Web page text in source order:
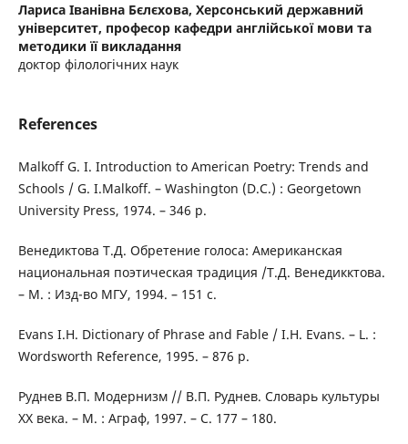
Лариса Іванівна Бєлєхова, Херсонський державний
університет, професор кафедри англійської мови та
методики її викладання
доктор філологічних наук
References
Malkoff G. I. Introduction to American Poetry: Trends and
Schools / G. I.Malkoff. – Washington (D.C.) : Georgetown
University Press, 1974. – 346 р.
Венедиктова Т.Д. Обретение голоса: Американская
национальная поэтическая традиция /Т.Д. Венедикктова.
– М. : Изд-во МГУ, 1994. – 151 с.
Evans I.H. Dictionary of Phrase and Fable / I.H. Evans. – L. :
Wordsworth Reference, 1995. – 876 p.
Руднев В.П. Модернизм // В.П. Руднев. Словарь культуры
ХХ века. – М. : Аграф, 1997. – С. 177 – 180.